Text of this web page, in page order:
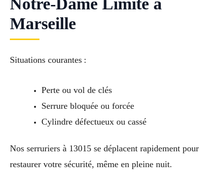
Notre-Dame Limite à
Marseille
Situations courantes :
Perte ou vol de clés
Serrure bloquée ou forcée
Cylindre défectueux ou cassé
Nos serruriers à 13015 se déplacent rapidement pour
restaurer votre sécurité, même en pleine nuit.